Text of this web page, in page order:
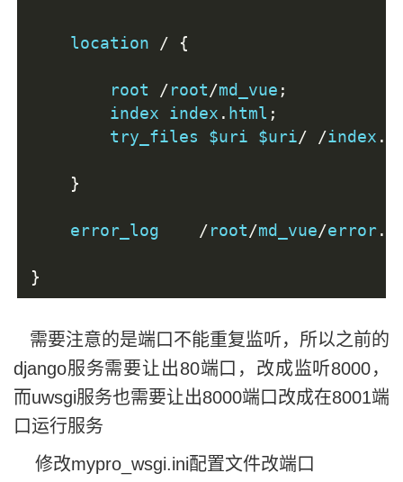
    location
/ {
        root
/root/md_vue ;
        index index
. html ;
        try_files $uri $uri
/ /index .
}
    error_log
/root/md_vue/error.
}
需要注意的是端口不能重复监听，所以之前的
django服务需要让出80端口，改成监听8000，
而uwsgi服务也需要让出8000端口改成在8001端
口运行服务
修改mypro_wsgi.ini配置文件改端口